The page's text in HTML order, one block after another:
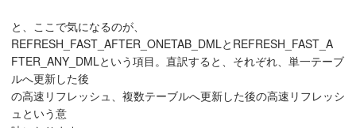
と、ここで気になるのが、
REFRESH_FAST_AFTER_ONETAB_DMLとREFRESH_FAST_A
FTER_ANY_DMLという項目。直訳すると、それぞれ、単一テーブ
ルへ更新した後
の高速リフレッシュ、複数テーブルへ更新した後の高速リフレッシ
ュという意